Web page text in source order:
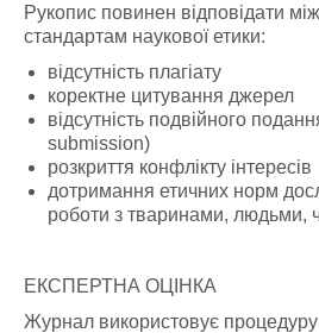
Рукопис повинен відповідати
стандартам наукової етики:
відсутність плагіату
коректне цитування джерел
відсутність подвійного
submission)
розкриття конфлікту інтересів
дотримання етичних норм
роботи з тваринами, людьми,
ЕКСПЕРТНА ОЦІНКА
Журнал використовує процедуру